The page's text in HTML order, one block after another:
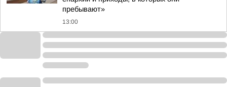
пребывают»
13:00